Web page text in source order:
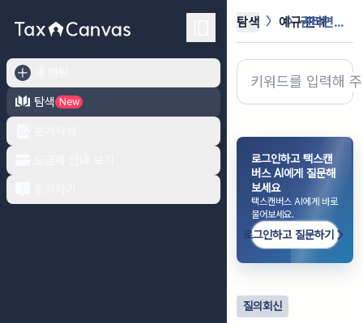
탐색
New
탐색 예규·판례 권리면적부족분에 대하여 환지청산금을 ...
로그인하고 택스캔
버스 AI에게 질문해
보세요
택스캔버스 AI에게 바로
물어보세요.
로그인하고 질문하기
질의회신